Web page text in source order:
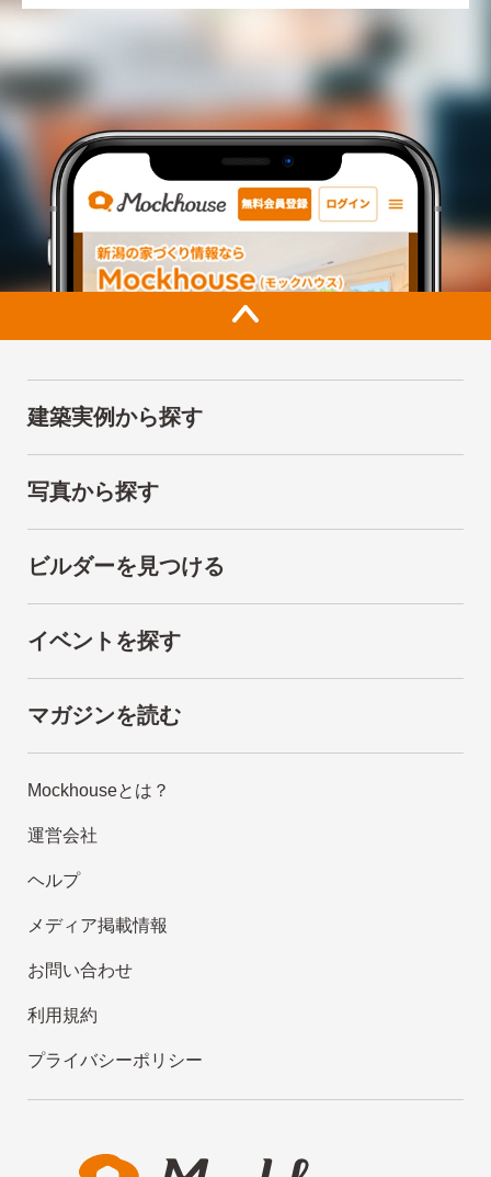
建築実例から探す
写真から探す
ビルダーを見つける
イベントを探す
マガジンを読む
Mockhouseとは？
運営会社
ヘルプ
メディア掲載情報
お問い合わせ
利用規約
プライバシーポリシー